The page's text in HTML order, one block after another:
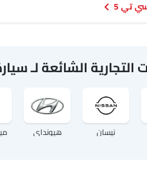
التجارية الشائعة لـ
نيسان هيونداي